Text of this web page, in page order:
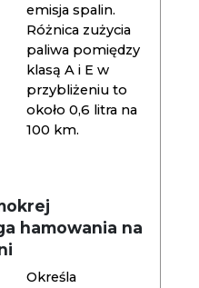
emisja spalin.
Różnica zużycia
paliwa pomiędzy
klasą A i E w
przybliżeniu to
około 0,6 litra na
100 km.
hamowania na
Określa